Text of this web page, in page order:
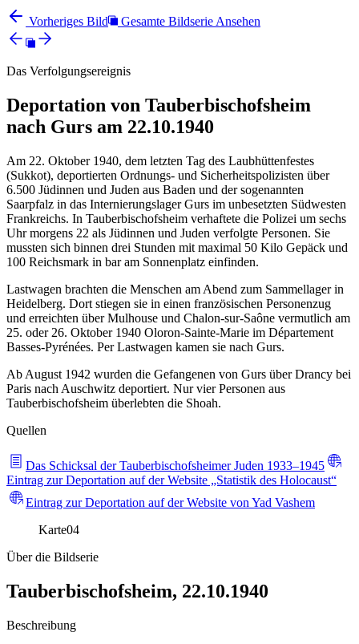
Vorheriges Bild Gesamte Bildserie Ansehen
Das Verfolgungsereignis
Deportation von Tauberbischofsheim
nach Gurs am 22.10.1940
Am 22. Oktober 1940, dem letzten Tag des Laubhüttenfestes
(Sukkot), deportierten Ordnungs- und Sicherheitspolizisten über
6.500 Jüdinnen und Juden aus Baden und der sogenannten
Saarpfalz in das Internierungslager Gurs im unbesetzten Südwesten
Frankreichs. In Tauberbischofsheim verhaftete die Polizei um sechs
Uhr morgens 22 als Jüdinnen und Juden verfolgte Personen. Sie
mussten sich binnen drei Stunden mit maximal 50 Kilo Gepäck und
100 Reichsmark in bar am Sonnenplatz einfinden.
Lastwagen brachten die Menschen am Abend zum Sammellager in
Heidelberg. Dort stiegen sie in einen französischen Personenzug
und erreichten über Mulhouse und Chalon-sur-Saône vermutlich am
25. oder 26. Oktober 1940 Oloron-Sainte-Marie im Département
Basses-Pyrénées. Per Lastwagen kamen sie nach Gurs.
Ab August 1942 wurden die Gefangenen von Gurs über Drancy bei
Paris nach Auschwitz deportiert. Nur vier Personen aus
Tauberbischofsheim überlebten die Shoah.
Quellen
Das Schicksal der Tauberbischofsheimer Juden 1933–1945
Eintrag zur Deportation auf der Website „Statistik des Holocaust“
Eintrag zur Deportation auf der Website von Yad Vashem
Karte04
Über die Bildserie
Tauberbischofsheim, 22.10.1940
Beschreibung